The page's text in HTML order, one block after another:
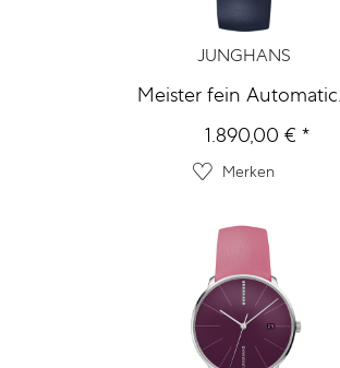
JUNGHANS
Meister fein Automatic...
1.890,00 € *
Merken